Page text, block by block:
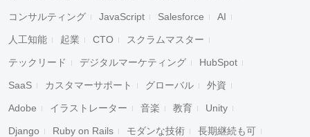
コンサルティング JavaScript Salesforce AI
人工知能 起業 CTO スクラムマスター
テックリード デジタルマーケティング HubSpot
SaaS カスタマーサポート グローバル 外資
Adobe イラストレーター 音楽 教育 Unity
Django Ruby on Rails モダンな技術 長期継続も可